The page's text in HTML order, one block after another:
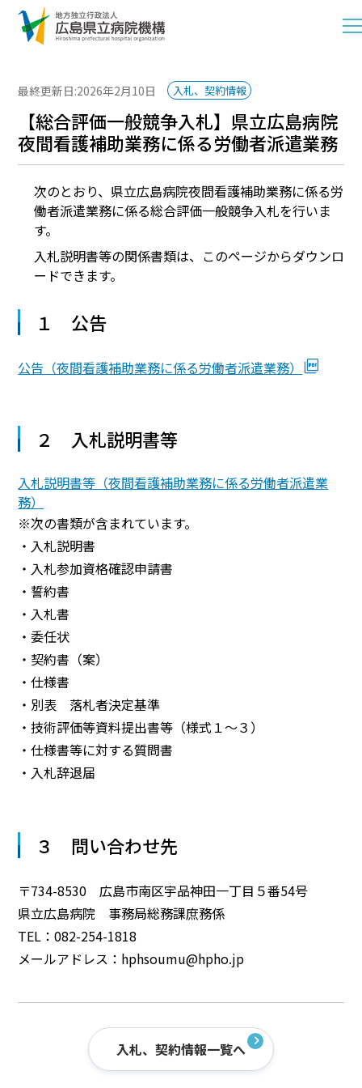
【総合評価一般競争入札】県立広島病院
夜間看護補助業務に係る労働者派遣業務
最終更新日:2026年2月10日 入札、契約情報
次のとおり、県立広島病院夜間看護補助業務に係る労
働者派遣業務に係る総合評価一般競争入札を行いま
す。
入札説明書等の関係書類は、このページからダウンロ
ードできます。
１ 公告
公告（夜間看護補助業務に係る労働者派遣業務）
２ 入札説明書等
入札説明書等（夜間看護補助業務に係る労働者派遣業
務）
※次の書類が含まれています。
・入札説明書
・入札参加資格確認申請書
・誓約書
・入札書
・委任状
・契約書（案）
・仕様書
・別表 落札者決定基準
・技術評価等資料提出書等（様式１～３）
・仕様書等に対する質問書
・入札辞退届
３ 問い合わせ先
〒734-8530 広島市南区宇品神田一丁目５番54号
県立広島病院 事務局総務課庶務係
TEL：082-254-1818
メールアドレス：hphsoumu@hpho.jp
入札、契約情報一覧へ